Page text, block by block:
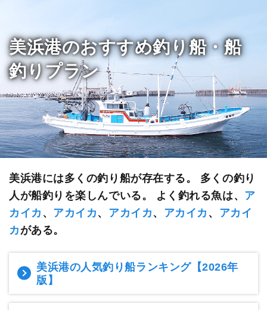
美浜港のおすすめ釣り船・船
釣りプラン
美浜港には多くの釣り船が存在する。 多くの釣り
人が船釣りを楽しんでいる。
よく釣れる魚は、 ア
カイカ 、 アカイカ、 アカイカ、 アカイカ 、 アカイ
カ がある。
美浜港の人気釣り船ランキング【2026年
版】